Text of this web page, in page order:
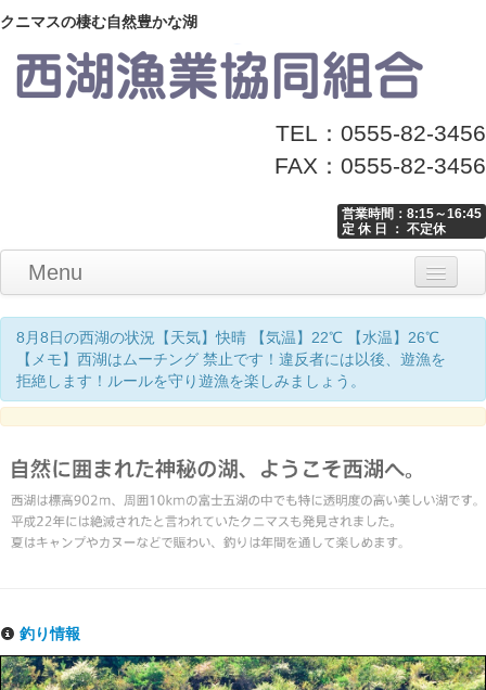
クニマスの棲む自然豊かな湖
TEL：0555-82-3456
FAX：0555-82-3456
営業時間：8:15～16:45
定 休 日 ： 不定休
Menu
Home
釣り情報
マナーとお願い
クニマス展示館
漁協からのお知らせ
お問い合わせ
8月8日の西湖の状況【天気】快晴 【気温】22℃ 【水温】26℃
【メモ】西湖はムーチング 禁止です！違反者には以後、遊漁を
拒絶します！ルールを守り遊漁を楽しみましょう。
釣り情報